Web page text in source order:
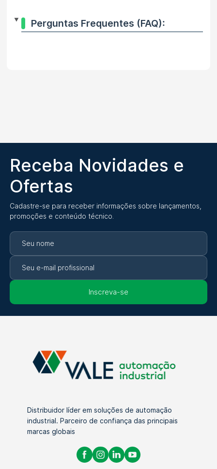
Perguntas Frequentes (FAQ):
Receba Novidades e
Ofertas
Cadastre-se para receber informações sobre lançamentos,
promoções e conteúdo técnico.
Inscreva-se
Distribuidor líder em soluções de automação
industrial. Parceiro de confiança das principais
marcas globais